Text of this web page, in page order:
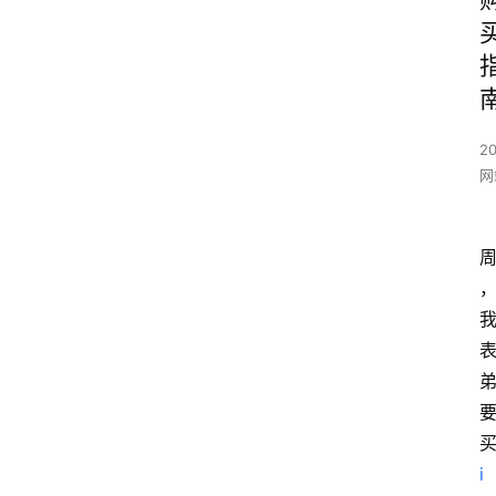
周
，
我
表
弟
要
i